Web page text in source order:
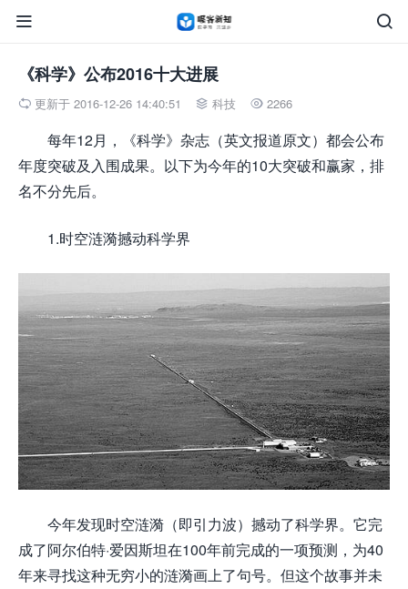


《科学》公布2016十大进展
 更新于 2016-12-26 14:40:51  科技  2266
每年12月，《科学》杂志（英文报道原文）都会公布
年度突破及入围成果。以下为今年的10大突破和赢家，排
名不分先后。
1.时空涟漪撼动科学界
今年发现时空涟漪（即引力波）撼动了科学界。它完
成了阿尔伯特·爱因斯坦在100年前完成的一项预测，为40
年来寻找这种无穷小的涟漪画上了句号。但这个故事并未